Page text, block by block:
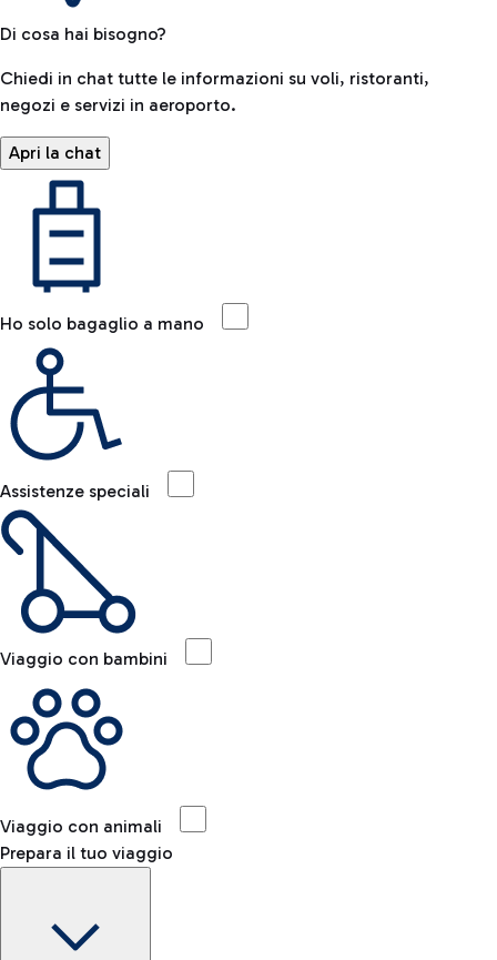
Di cosa hai bisogno?
Chiedi in chat tutte le informazioni su voli, ristoranti,
negozi e servizi in aeroporto.
Apri la chat
Ho solo bagaglio a mano
Assistenze speciali
Viaggio con bambini
Viaggio con animali
Prepara il tuo viaggio